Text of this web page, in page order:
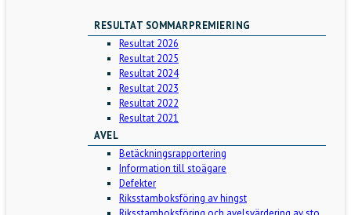
RESULTAT SOMMARPREMIERING
Resultat 2026
Resultat 2025
Resultat 2024
Resultat 2023
Resultat 2022
Resultat 2021
AVEL
Betäckningsrapportering
Information till stoägare
Defekter
Riksstamboksföring av hingst